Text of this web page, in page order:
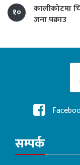
१०
कालीकोटमा
जना पक्राउ
सम्पर्क